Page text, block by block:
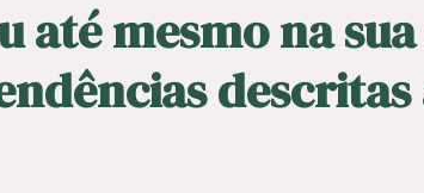
até mesmo na